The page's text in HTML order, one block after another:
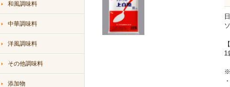
1
和風調味料
中華調味料
洋風調味料
その他調味料
添加物